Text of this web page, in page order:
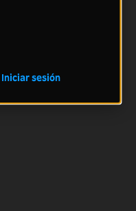
Iniciar sesión